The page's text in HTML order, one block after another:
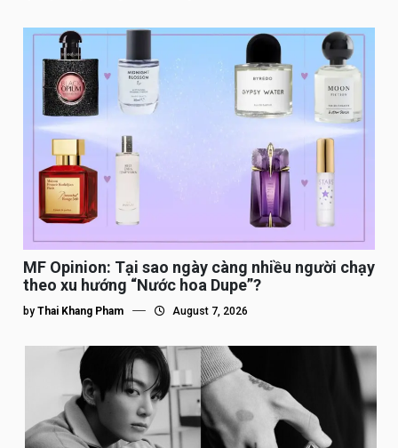
MF Opinion: Tại sao ngày càng nhiều người chạy
theo xu hướng “Nước hoa Dupe”?
by Thai Khang Pham August 7, 2026